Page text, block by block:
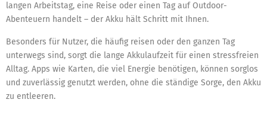
langen Arbeitstag, eine Reise oder einen Tag auf Outdoor-
Abenteuern handelt – der Akku hält Schritt mit Ihnen.
Besonders für Nutzer, die häufig reisen oder den ganzen Tag
unterwegs sind, sorgt die lange Akkulaufzeit für einen stressfreien
Alltag. Apps wie Karten, die viel Energie benötigen, können sorglos
und zuverlässig genutzt werden, ohne die ständige Sorge, den Akku
zu entleeren.